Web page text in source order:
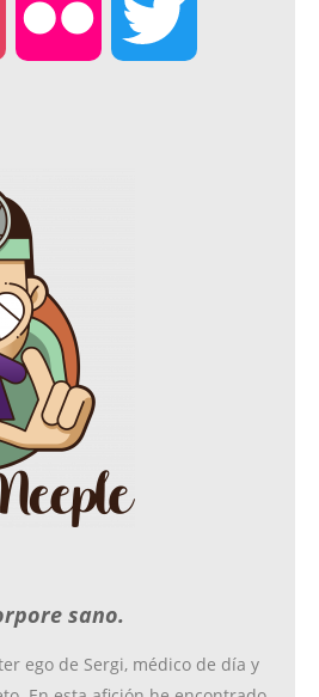
t
a
g
a sano.
ego de Sergi, médico de día y